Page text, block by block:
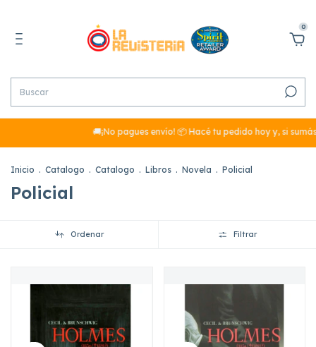
0
🚚¡No pagues envío! 📦 Hacé tu pedido hoy y, si sumás más
Inicio . Catalogo . Catalogo . Libros . Novela . Policial
Policial
Ordenar Filtrar